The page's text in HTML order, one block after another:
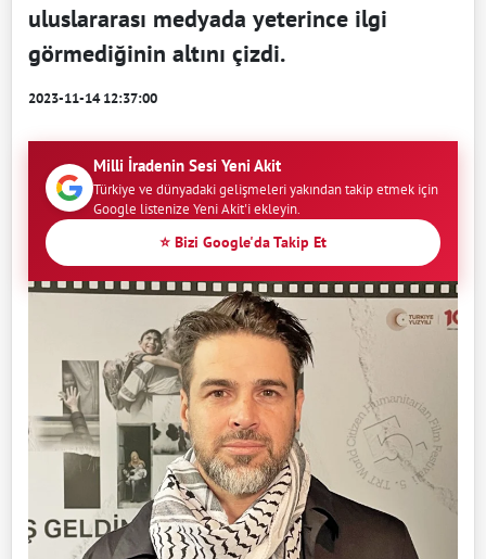
uluslararası medyada yeterince ilgi
görmediğinin altını çizdi.
2023-11-14 12:37:00
Milli İradenin Sesi Yeni Akit
Türkiye ve dünyadaki gelişmeleri yakından takip etmek için
Google listenize Yeni Akit'i ekleyin.
⭐ Bizi Google'da Takip Et